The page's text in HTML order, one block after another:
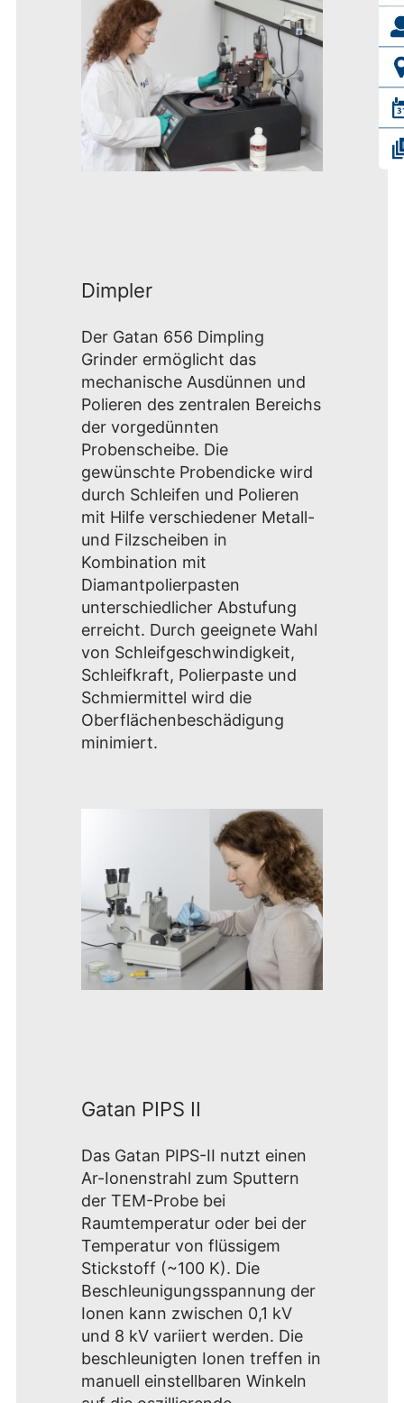
Dimpler
Der Gatan 656 Dimpling
Grinder ermöglicht das
mechanische Ausdünnen und
Polieren des zentralen Bereichs
der vorgedünnten
Probenscheibe. Die
gewünschte Probendicke wird
durch Schleifen und Polieren
mit Hilfe verschiedener Metall-
und Filzscheiben in
Kombination mit
Diamantpolierpasten
unterschiedlicher Abstufung
erreicht. Durch geeignete Wahl
von Schleifgeschwindigkeit,
Schleifkraft, Polierpaste und
Schmiermittel wird die
Oberflächenbeschädigung
minimiert.
Gatan PIPS II
Das Gatan PIPS-II nutzt einen
Ar-Ionenstrahl zum Sputtern
der TEM-Probe bei
Raumtemperatur oder bei der
Temperatur von flüssigem
Stickstoff (~100 K). Die
Beschleunigungsspannung der
Ionen kann zwischen 0,1 kV
und 8 kV variiert werden. Die
beschleunigten Ionen treffen in
manuell einstellbaren Winkeln